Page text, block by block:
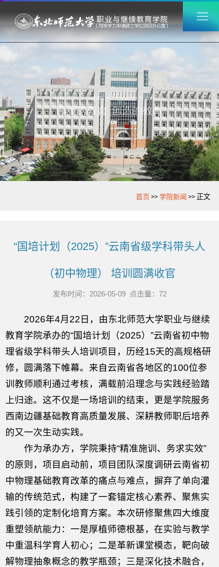
首页 >>学院新闻 >> 正文
“国培计划（2025）”云南省级学科带头人
（初中物理） 培训圆满收官
发布时间：2026-05-09 点击量： 72
2026年4月22日，由东北师范大学职业与继续
教育学院承办的“国培计划（2025）”云南省初中物
理省级学科带头人培训项目，历经15天的高规格研
修，圆满落下帷幕。来自云南省各地区的100位参
训教师顺利通过考核，满载前沿理念与实践经验踏
上归途。这不仅是一场培训的结束，更是学院服务
西南边疆基础教育高质量发展、深耕教师职后培养
的又一次生动实践。
作为承办方，学院秉持“精准施训、务求实效”
的原则，项目启动前，项目团队深度调研云南省初
中物理基础教育改革的痛点与难点，摒弃了单向灌
输的传统范式，构建了一套锚定核心素养、聚焦实
践引领的定制化培育方案。本次研修聚焦四大维度
重塑领航能力：一是厚植师德根基，在实验与教学
中重温科学育人初心；二是革新课堂模态，靶向破
解物理抽象概念的教学瓶颈；三是深化技术融合，